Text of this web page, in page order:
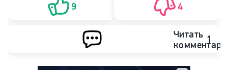
9 4
Читать 1